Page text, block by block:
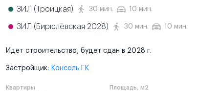
ЗИЛ (Троицкая) 30 мин. 10 мин.
ЗИЛ (Бирюлёвская 2028) 30 мин. 10 мин.
Идет строительство; будет сдан в 2028 г.
Застройщик: Консоль ГК
Квартиры
Площадь, м2